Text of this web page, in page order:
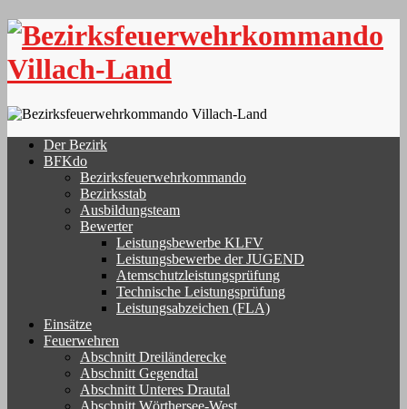
Skip
content
Der Bezirk
BFKdo
Bezirksfeuerwehrkommando
Bezirksstab
Ausbildungsteam
Bewerter
Leistungsbewerbe KLFV
Leistungsbewerbe der JUGEND
Atemschutzleistungsprüfung
Technische Leistungsprüfung
Leistungsabzeichen (FLA)
Einsätze
Feuerwehren
Abschnitt Dreiländerecke
Abschnitt Gegendtal
Abschnitt Unteres Drautal
Abschnitt Wörthersee-West